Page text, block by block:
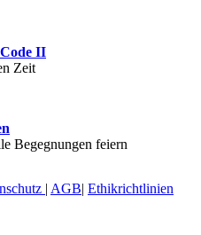
II
Zeit
Begegnungen feiern
| AGB| Ethikrichtlinien